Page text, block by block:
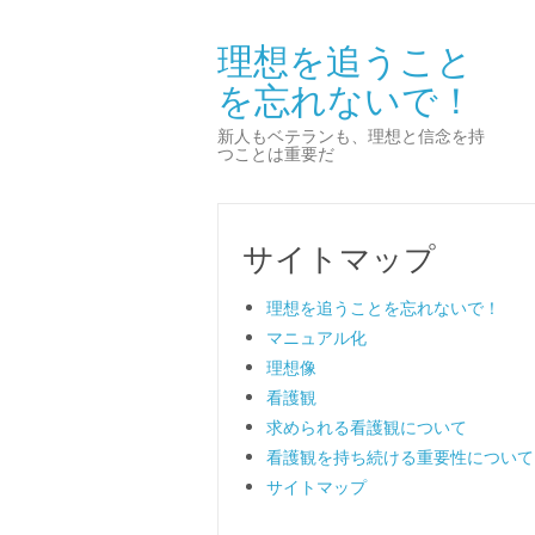
理想を追うこと
を忘れないで！
新人もベテランも、理想と信念を持
つことは重要だ
サイトマップ
理想を追うことを忘れないで！
マニュアル化
理想像
看護観
求められる看護観について
看護観を持ち続ける重要性について
サイトマップ